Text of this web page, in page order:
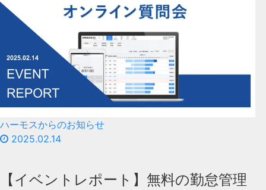
ハーモスからのお知らせ
2025.02.14
【イベントレポート】無料の勤怠管理